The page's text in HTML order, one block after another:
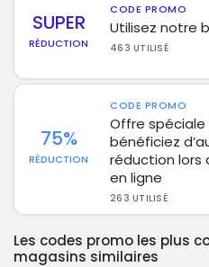
SUPER
RÉDUCTION
CODE PROMO
Utilisez notre
463 UTILISÉ
75%
RÉDUCTION
CODE PROMO
Offre spéciale
bénéficiez
réduction lors
en ligne
263 UTILISÉ
Les codes promo les plus
magasins similaires